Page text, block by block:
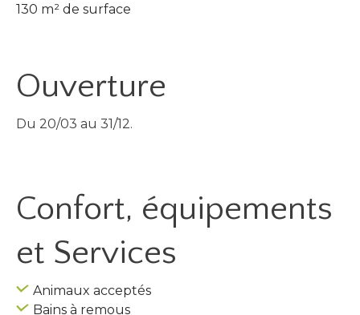
130 m² de surface
Ouverture
Du 20/03 au 31/12.
Confort, équipements
et Services
Animaux acceptés
Bains à remous